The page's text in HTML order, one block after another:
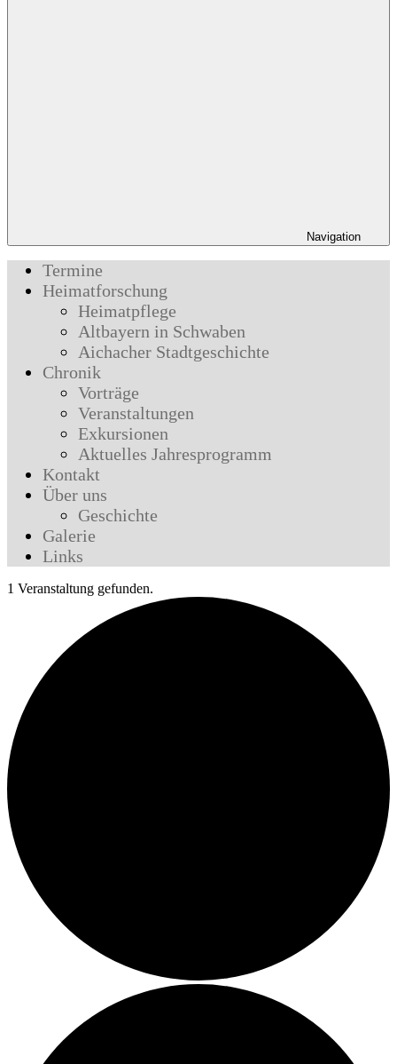
Navigation
Termine
Heimatforschung
Heimatpflege
Altbayern in Schwaben
Aichacher Stadtgeschichte
Chronik
Vorträge
Veranstaltungen
Exkursionen
Aktuelles Jahresprogramm
Kontakt
Über uns
Geschichte
Galerie
Links
1 Veranstaltung gefunden.